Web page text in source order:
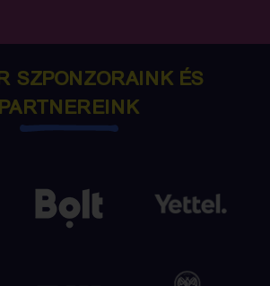
SZPONZORAINK ÉS
PARTNEREINK